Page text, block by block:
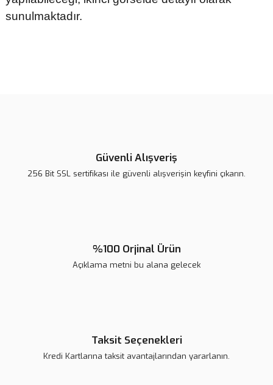
sunulmaktadır.
Güvenli Alışveriş
256 Bit SSL sertifikası ile güvenli alışverişin keyfini çıkarın.
%100 Orjinal Ürün
Açıklama metni bu alana gelecek
Taksit Seçenekleri
Kredi Kartlarına taksit avantajlarından yararlanın.